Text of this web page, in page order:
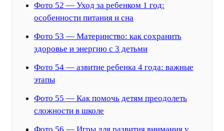
Фото 52 — Уход за ребенком 1 год:
особенности питания и сна
Фото 53 — Материнство: как сохранить
здоровье и энергию с 3 детьми
Фото 54 — азвитие ребенка 4 года: важные
этапы
Фото 55 — Как помочь детям преодолеть
сложности в школе